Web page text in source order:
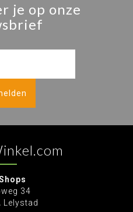
je op onze
34
Lelystad